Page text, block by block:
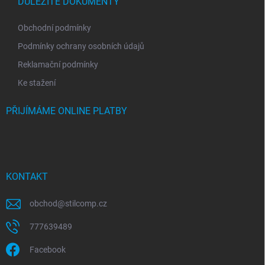
Obchodní podmínky
Podmínky ochrany osobních údajů
Reklamační podmínky
Ke stažení
PŘIJÍMÁME ONLINE PLATBY
KONTAKT
obchod@stilcomp.cz
777639489
Facebook